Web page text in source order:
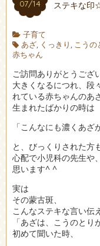
07/14
ステキな印
子育て
あざ, くっきり , こうの
赤ちゃん
ご訪問ありがとうござ
大きくなるにつれ、段
れている赤ちゃんのあざ
生まれたばかりの時は
「こんなにも濃くあざ
と、びっくりされた方
心配で小児科の先生や
思います^ ^
実は
その蒙古斑、
こんなステキな言い伝
「あざは、こうのとり
初めて聞いた時、